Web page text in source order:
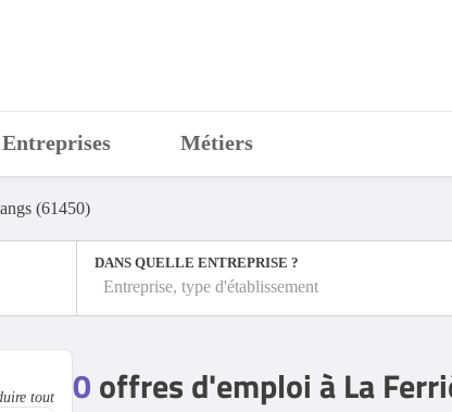
Entreprises Métiers
(61450)
DANS QUELLE ENTREPRISE ?
Entreprise, type d'établissement
0offres d'emploi à La
tout